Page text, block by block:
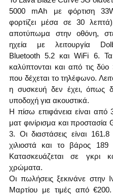
5000 mAh με φόρτιση
φορτίζει μέσα σε 30
αποτύπωμα στην οθόνη,
ηχεία με λειτουργία
Bluetooth 5.2 και WiFi 6. Τα
καλύπτονται και από τις
που δέχεται το τηλέφωνο.
η συσκευή δεν έχει, όπως
υποδοχή για ακουστικά.
Η πίσω επιφάνεια είναι από
ματ φινίρισμα και προστασία
3. Οι διαστάσεις είναι
χιλιοστά και το βάρος 189
Κατασκευάζεται σε γκρι
χρώματα.
Οι πωλήσεις ξεκινάνε στην
Μαρτίου με τιμές από